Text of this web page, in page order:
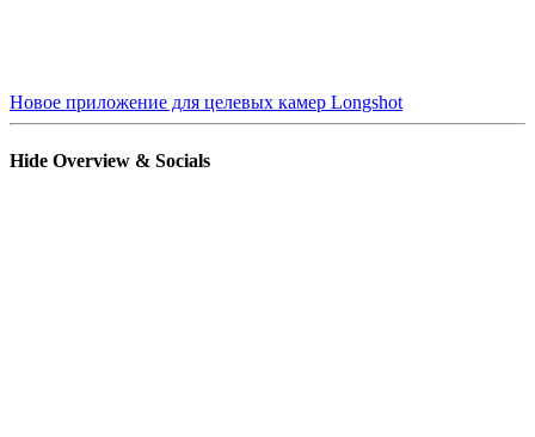
Новое приложение для целевых камер Longshot
Hide Overview & Socials